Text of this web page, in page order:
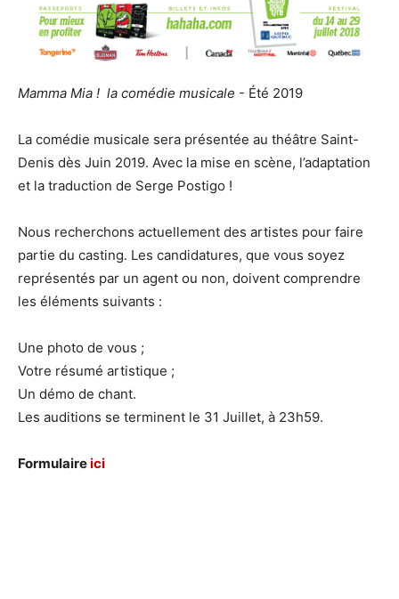
Mamma Mia ! la comédie musicale - Été 2019
La comédie musicale sera présentée au théâtre Saint-
Denis dès Juin 2019. Avec la mise en scène, l’adaptation
et la traduction de Serge Postigo !
Nous recherchons actuellement des artistes pour faire
partie du casting. Les candidatures, que vous soyez
représentés par un agent ou non, doivent comprendre
les éléments suivants :
Une photo de vous ;
Votre résumé artistique ;
Un démo de chant.
Les auditions se terminent le 31 Juillet, à 23h59.
Formulaireici